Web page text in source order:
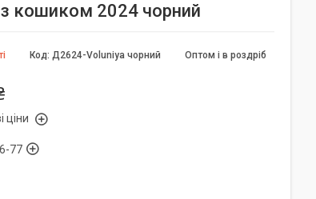
кошиком 2024 чорний
Оптом і в роздріб
Код: Д2624-Voluniya чорний
ціни
77